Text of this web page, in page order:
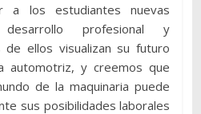
a los estudiantes nuevas
profesional y
de ellos visualizan su futuro
automotriz, y creemos que
de la maquinaria puede
sus posibilidades laborales